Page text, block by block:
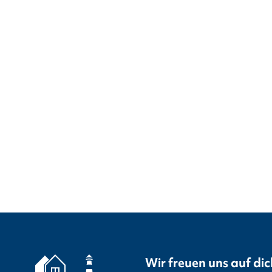
Wir freuen uns auf